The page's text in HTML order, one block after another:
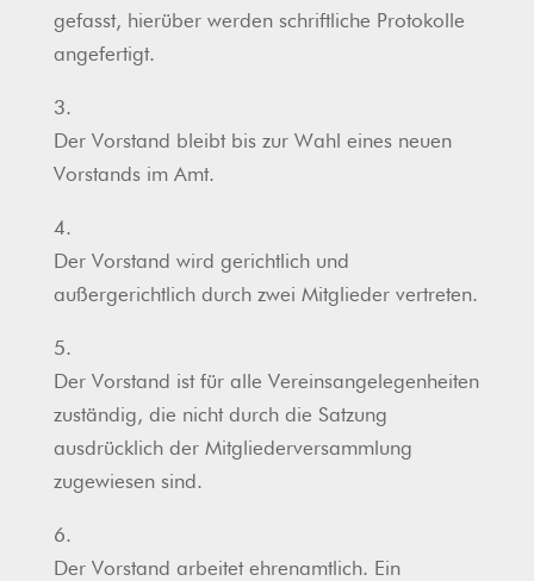
gefasst, hierüber werden schriftliche Protokolle
angefertigt.
3.
Der Vorstand bleibt bis zur Wahl eines neuen
Vorstands im Amt.
4.
Der Vorstand wird gerichtlich und
außergerichtlich durch zwei Mitglieder vertreten.
5.
Der Vorstand ist für alle Vereinsangelegenheiten
zuständig, die nicht durch die Satzung
ausdrücklich der Mitgliederversammlung
zugewiesen sind.
6.
Der Vorstand arbeitet ehrenamtlich. Ein